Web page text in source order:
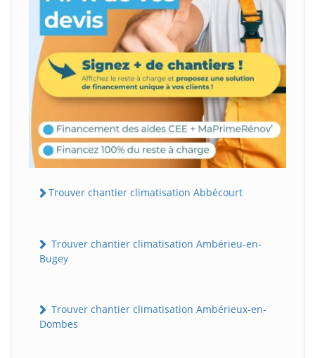
Trouver chantier climatisation Abbécourt
Trouver chantier climatisation Ambérieu-en-
Bugey
Trouver chantier climatisation Ambérieux-en-
Dombes